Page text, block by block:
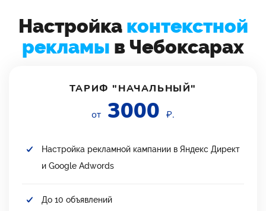
Настройка контекстной
рекламы в Чебоксарах
ТАРИФ "НАЧАЛЬНЫЙ"
от 3000 ₽.
Настройка рекламной кампании в Яндекс Директ
и Google Adwords
До 10 объявлений